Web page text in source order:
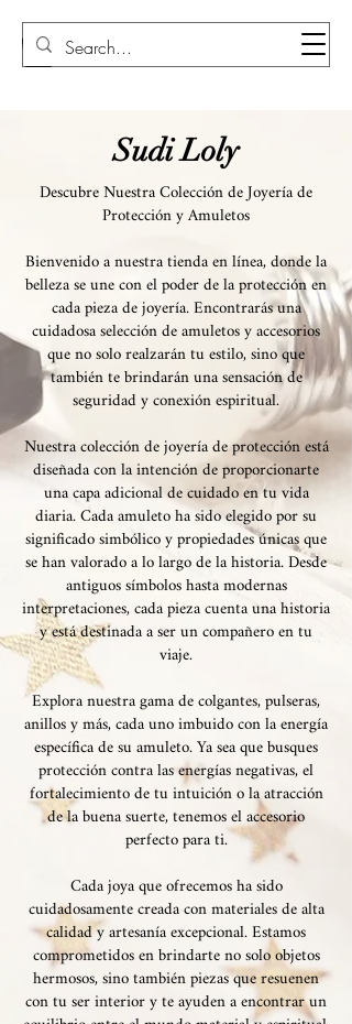
Sudi Loly
Descubre Nuestra Colección de Joyería de
Protección y Amuletos
Bienvenido a nuestra tienda en línea, donde la
belleza se une con el poder de la protección en
cada pieza de joyería. Encontrarás una
cuidadosa selección de amuletos y accesorios
que no solo realzarán tu estilo, sino que
también te brindarán una sensación de
seguridad y conexión espiritual.
Nuestra colección de joyería de protección está
diseñada con la intención de proporcionarte
una capa adicional de cuidado en tu vida
diaria. Cada amuleto ha sido elegido por su
significado simbólico y propiedades únicas que
se han valorado a lo largo de la historia. Desde
antiguos símbolos hasta modernas
interpretaciones, cada pieza cuenta una historia
y está destinada a ser un compañero en tu
viaje.
Explora nuestra gama de colgantes, pulseras,
anillos y más, cada uno imbuido con la energía
específica de su amuleto. Ya sea que busques
protección contra las energías negativas, el
fortalecimiento de tu intuición o la atracción
de la buena suerte, tenemos el accesorio
perfecto para ti.
Cada joya que ofrecemos ha sido
cuidadosamente creada con materiales de alta
calidad y artesanía excepcional. Estamos
comprometidos en brindarte no solo objetos
hermosos, sino también piezas que resuenen
con tu ser interior y te ayuden a encontrar un